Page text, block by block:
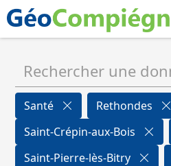
Santé
Rethondes
Saint-Crépin-aux-Bois
Saint-Pierre-lès-Bitry